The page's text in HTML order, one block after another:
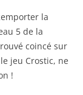
la
5 de la
coincé sur
jeu Crostic, ne
!